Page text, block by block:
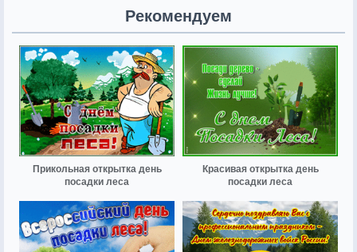
Рекомендуем
Прикольная открытка день
посадки леса
Красивая открытка день
посадки леса